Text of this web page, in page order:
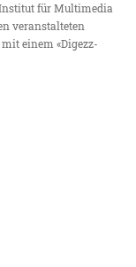
für Multimedia
veranstalteten
einem «Digezz-